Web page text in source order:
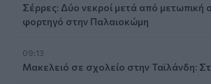
Σέρρες: Δύο νεκροί μετά από μετωπική
φορτηγό στην Παλαιοκώμη
09:13
Μακελειό σε σχολείο στην Ταϊλάνδη: